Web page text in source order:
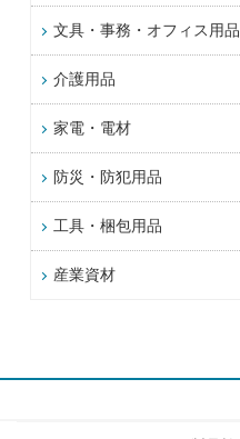
文具・事務・オフィス用品
介護用品
家電・電材
防災・防犯用品
工具・梱包用品
産業資材